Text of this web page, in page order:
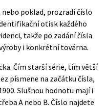
poklad, prozradí číslo
otisk každého
takže po zadání čísla
i konkrétní továrna.
Čím starší série, tím větší
písmene na začátku čísla,
Slušnou hodnotu mají i
A nebo B. Číslo najdete